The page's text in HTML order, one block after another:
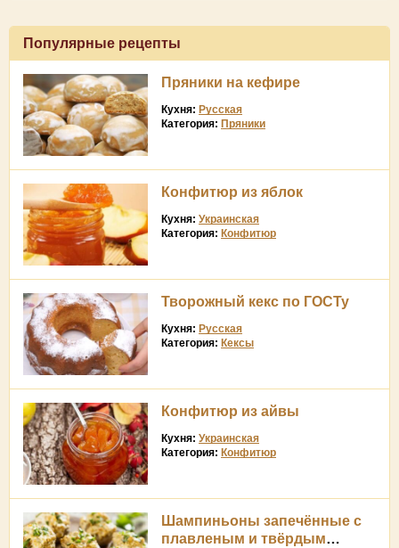
Популярные рецепты
Пряники на кефире
Кухня: Русская
Категория: Пряники
Конфитюр из яблок
Кухня: Украинская
Категория: Конфитюр
Творожный кекс по ГОСТу
Кухня: Русская
Категория: Кексы
Конфитюр из айвы
Кухня: Украинская
Категория: Конфитюр
Шампиньоны запечённые с
плавленым и твёрдым